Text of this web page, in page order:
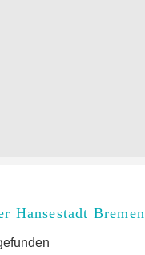
Hansestadt Bremen